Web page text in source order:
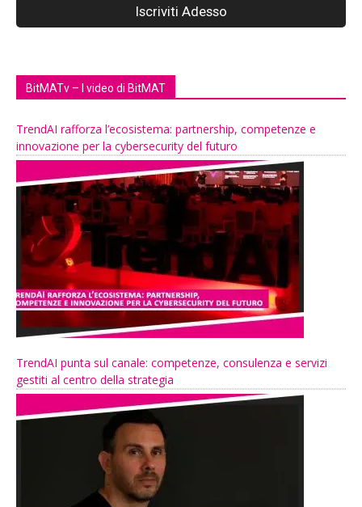
BitMATv – I video di BitMAT
TrendAI rafforza l’ecosistema: partnership, competenze e
innovazione per la cybersecurity del futuro
TrendAI punta sul canale: competenze, consulenza e servizi
gestiti al centro della strategia